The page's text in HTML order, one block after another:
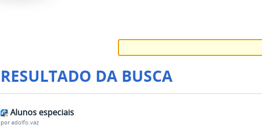
RESULTADO DA BUSCA
Alunos especiais
poradolfo.vaz